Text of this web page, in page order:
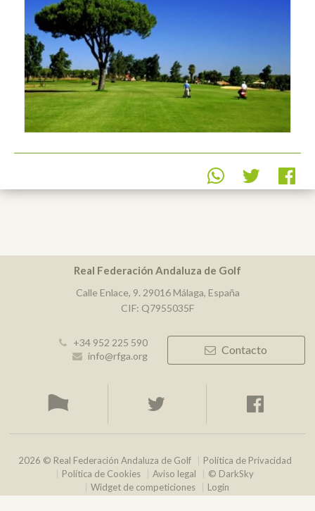
Real Federación Andaluza de Golf
Calle Enlace, 9. 29016 Málaga, España
CIF: Q7955035F
+34 952 225 590
info@rfga.org
Contacto
2026 © Real Federación Andaluza de Golf
Política de Privacidad
Política de Cookies
Aviso legal
© DarkSky
Widget de competiciones
Login